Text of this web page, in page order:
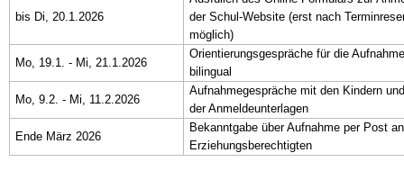
bis Di, 20.1.2026
der Schul-Website (erst nach
möglich)
Mo, 19.1. - Mi, 21.1.2026
Orientierungsgespräche für die
bilingual
Mo, 9.2. - Mi, 11.2.2026
Aufnahmegespräche mit den Kindern
der Anmeldeunterlagen
Ende März 2026
Bekanntgabe über Aufnahme per Post
Erziehungsberechtigten